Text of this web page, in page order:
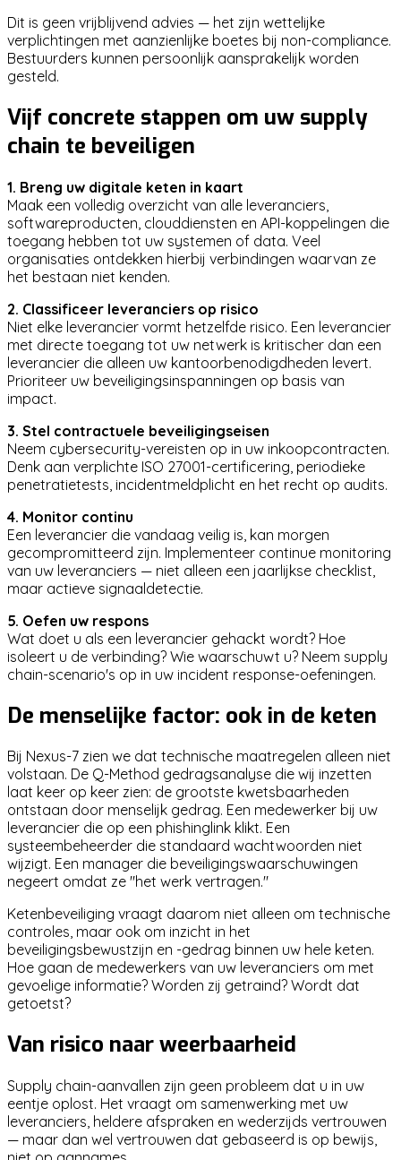
Dit is geen vrijblijvend advies — het zijn wettelijke
verplichtingen met aanzienlijke boetes bij non-compliance.
Bestuurders kunnen persoonlijk aansprakelijk worden
gesteld.
Vijf concrete stappen om uw supply
chain te beveiligen
1. Breng uw digitale keten in kaart
Maak een volledig overzicht van alle leveranciers,
softwareproducten, clouddiensten en API-koppelingen die
toegang hebben tot uw systemen of data. Veel
organisaties ontdekken hierbij verbindingen waarvan ze
het bestaan niet kenden.
2. Classificeer leveranciers op risico
Niet elke leverancier vormt hetzelfde risico. Een leverancier
met directe toegang tot uw netwerk is kritischer dan een
leverancier die alleen uw kantoorbenodigdheden levert.
Prioriteer uw beveiligingsinspanningen op basis van
impact.
3. Stel contractuele beveiligingseisen
Neem cybersecurity-vereisten op in uw inkoopcontracten.
Denk aan verplichte ISO 27001-certificering, periodieke
penetratietests, incidentmeldplicht en het recht op audits.
4. Monitor continu
Een leverancier die vandaag veilig is, kan morgen
gecompromitteerd zijn. Implementeer continue monitoring
van uw leveranciers — niet alleen een jaarlijkse checklist,
maar actieve signaaldetectie.
5. Oefen uw respons
Wat doet u als een leverancier gehackt wordt? Hoe
isoleert u de verbinding? Wie waarschuwt u? Neem supply
chain-scenario's op in uw incident response-oefeningen.
De menselijke factor: ook in de keten
Bij Nexus-7 zien we dat technische maatregelen alleen niet
volstaan. De Q-Method gedragsanalyse die wij inzetten
laat keer op keer zien: de grootste kwetsbaarheden
ontstaan door menselijk gedrag. Een medewerker bij uw
leverancier die op een phishinglink klikt. Een
systeembeheerder die standaard wachtwoorden niet
wijzigt. Een manager die beveiligingswaarschuwingen
negeert omdat ze "het werk vertragen."
Ketenbeveiliging vraagt daarom niet alleen om technische
controles, maar ook om inzicht in het
beveiligingsbewustzijn en -gedrag binnen uw hele keten.
Hoe gaan de medewerkers van uw leveranciers om met
gevoelige informatie? Worden zij getraind? Wordt dat
getoetst?
Van risico naar weerbaarheid
Supply chain-aanvallen zijn geen probleem dat u in uw
eentje oplost. Het vraagt om samenwerking met uw
leveranciers, heldere afspraken en wederzijds vertrouwen
— maar dan wel vertrouwen dat gebaseerd is op bewijs,